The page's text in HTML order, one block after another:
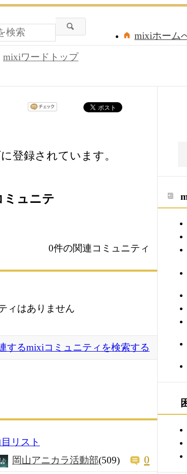
mixiホーム
mixiワードトップ
登録されています。
ミュニテ
0件の関連コミュニティ
ィはありません
するmixiコミュニティを検索する
リスト
岡山アニカラ活動部(509) 0